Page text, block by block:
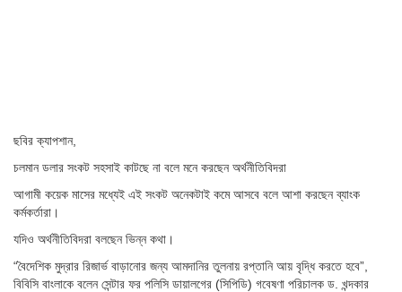
ছবির ক্যাপশান,
চলমান ডলার সংকট সহসাই কাটছে না বলে মনে করছেন অর্থনীতিবিদরা
আগামী কয়েক মাসের মধ্যেই এই সংকট অনেকটাই কমে আসবে বলে আশা করছেন ব্যাংক
কর্মকর্তারা।
যদিও অর্থনীতিবিদরা বলছেন ভিন্ন কথা।
“বৈদেশিক মুদ্রার রিজার্ভ বাড়ানোর জন্য আমদানির তুলনায় রপ্তানি আয় বৃদ্ধি করতে হবে”,
বিবিসি বাংলাকে বলেন সেন্টার ফর পলিসি ডায়ালগের (সিপিডি) গবেষণা পরিচালক ড. খন্দকার